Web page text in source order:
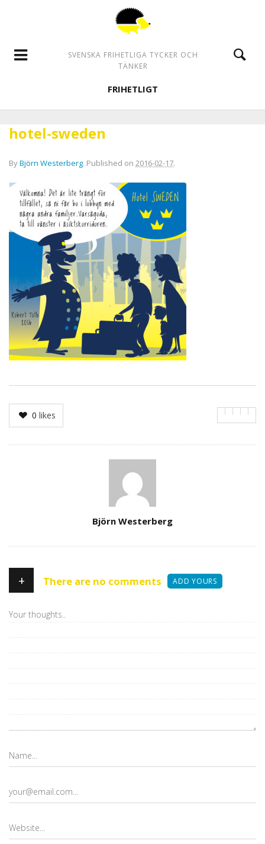
SVENSKA FRIHETLIGA TYCKER OCH
TÄNKER
FRIHETLIGT
hotel-sweden
ByBjörn Westerberg. Published on 2016-02-17.
0 likes
Björn Westerberg
+ There are no comments ADD YOURS